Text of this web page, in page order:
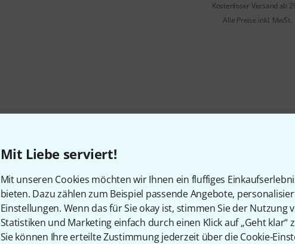
Mit Liebe serviert!
Mit unseren Cookies möchten wir Ihnen ein fluffiges
bieten. Dazu zählen zum Beispiel passende Angebote,
Einstellungen. Wenn das für Sie okay ist, stimmen Sie der Nutzung
Statistiken und Marketing einfach durch einen Klick auf „Geht klar“
Sie können Ihre erteilte Zustimmung jederzeit über die Cookie-
Kostenloser Versand ab
Alle Preise inkl. MwSt.
Teilen Hilfe & Feedback